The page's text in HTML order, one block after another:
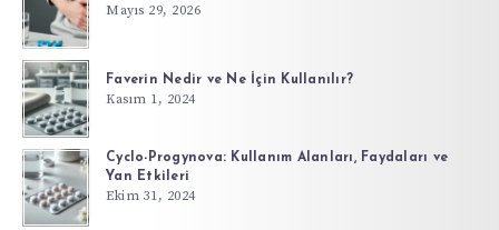
Mayıs 29, 2026
Faverin Nedir ve Ne İçin Kullanılır?
Kasım 1, 2024
Cyclo-Progynova: Kullanım Alanları, Faydaları ve
Yan Etkileri
Ekim 31, 2024